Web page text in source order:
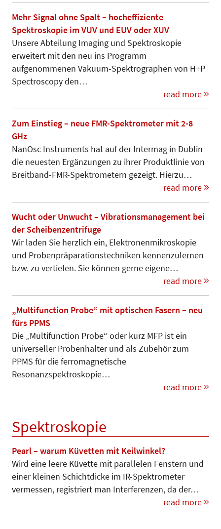
Mehr Signal ohne Spalt – hocheffiziente
Spektroskopie im VUV und EUV oder XUV
Unsere Abteilung Imaging und Spek­troskopie
erweitert mit den neu ins Programm
aufgenommenen Va­ku­um-Spektrographen von H+P
Spec­tros­co­py den…
read more
Zum Einstieg – neue FMR-Spektrometer mit 2-8
GHz
NanOsc Instruments hat auf der Intermag in Dublin
die neuesten Ergänzungen zu ihrer Produktlinie von
Breitband-FMR-Spektrometern gezeigt. Hierzu…
read more
Wucht oder Unwucht – Vibrationsmanagement bei
der Scheibenzentrifuge
Wir laden Sie herzlich ein, Elek­tro­nen­mikroskopie
und Pro­ben­prä­pa­­ra­tionstechniken kennenzu­ler­nen
bzw. zu vertiefen. Sie können gerne eigene…
read more
„Multifunction Probe“ mit optischen Fasern – neu
fürs PPMS
Die „Multifunction Probe“ oder kurz MFP ist ein
universeller Probenhalter und als Zubehör zum
PPMS für die ferromagnetische
Resonanzspektroskopie…
read more
Spektroskopie
Pearl – warum Küvetten mit Keilwinkel?
Wird eine leere Küvette mit paralle­len Fenstern und
einer kleinen Schichtdicke im IR-Spektrometer
vermessen, registriert man Interferenzen, da der…
read more